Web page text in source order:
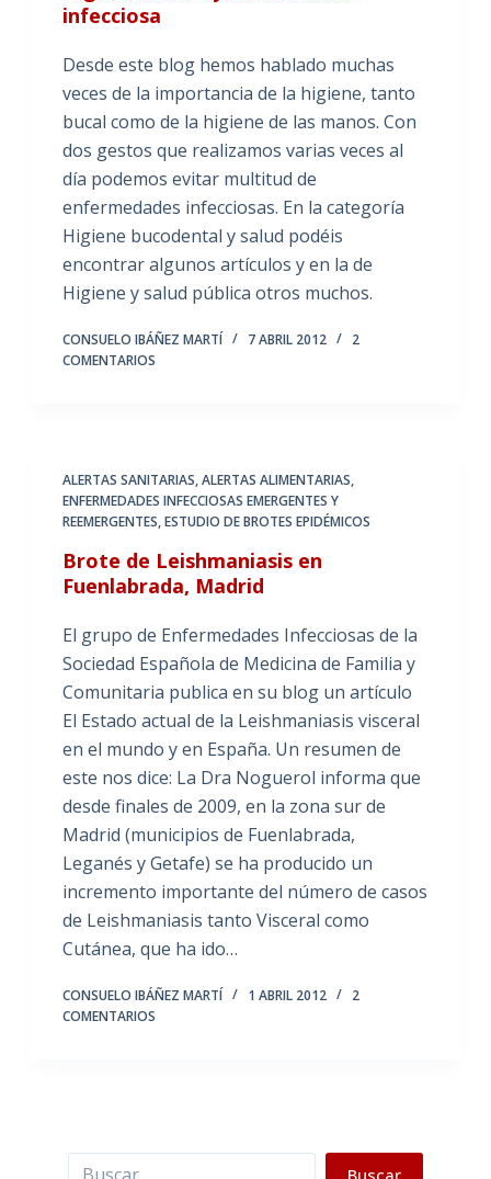
infecciosa
Desde este blog hemos hablado muchas
veces de la importancia de la higiene, tanto
bucal como de la higiene de las manos. Con
dos gestos que realizamos varias veces al
día podemos evitar multitud de
enfermedades infecciosas. En la categoría
Higiene bucodental y salud podéis
encontrar algunos artículos y en la de
Higiene y salud pública otros muchos.
CONSUELO IBÁÑEZ MARTÍ 7 ABRIL 2012
2
COMENTARIOS
ALERTAS SANITARIAS, ALERTAS ALIMENTARIAS,
ENFERMEDADES INFECCIOSAS EMERGENTES Y
REEMERGENTES,ESTUDIO DE BROTES EPIDÉMICOS
Brote de Leishmaniasis en
Fuenlabrada, Madrid
El grupo de Enfermedades Infecciosas de la
Sociedad Española de Medicina de Familia y
Comunitaria publica en su blog un artículo
El Estado actual de la Leishmaniasis visceral
en el mundo y en España. Un resumen de
este nos dice: La Dra Noguerol informa que
desde finales de 2009, en la zona sur de
Madrid (municipios de Fuenlabrada,
Leganés y Getafe) se ha producido un
incremento importante del número de casos
de Leishmaniasis tanto Visceral como
Cutánea, que ha ido…
CONSUELO IBÁÑEZ MARTÍ 1 ABRIL 2012
2
COMENTARIOS
Buscar Buscar